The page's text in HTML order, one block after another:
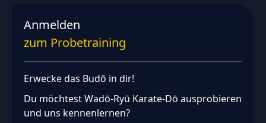
Anmelden
zum Probetraining
Erwecke das Budō in dir!
Du möchtest Wadō‑Ryū Karate‑Dō ausprobieren
und uns kennenlernen?